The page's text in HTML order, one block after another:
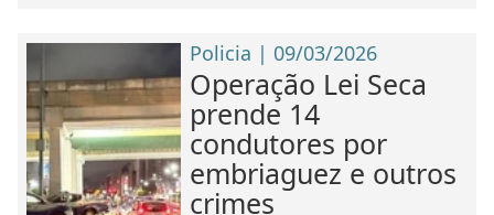
Policia | 09/03/2026
Operação Lei Seca
prende 14
condutores por
embriaguez e outros
crimes